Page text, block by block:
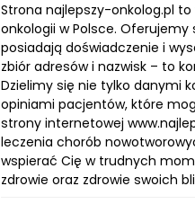
Strona najlepszy-onkolog.pl
onkologii w Polsce.
posiadają doświadczenie i
zbiór adresów i nazwisk – to
Dzielimy się nie tylko danymi
opiniami pacjentów, które
strony internetowej
leczenia chorób
wspierać Cię w trudnych
zdrowie oraz zdrowie swoich